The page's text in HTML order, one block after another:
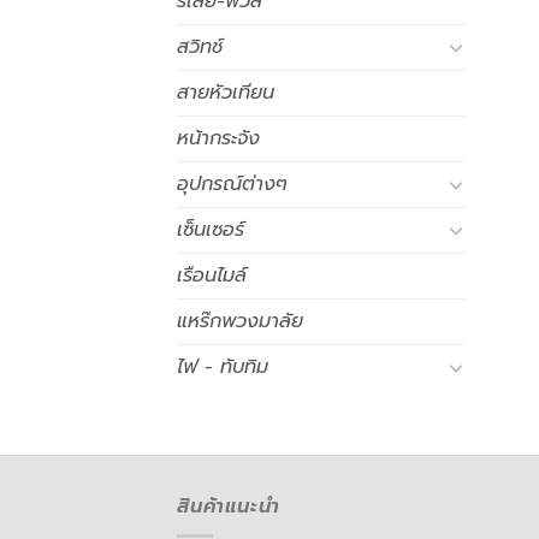
สวิทช์
สายหัวเทียน
หน้ากระจัง
อุปกรณ์ต่างๆ
เซ็นเซอร์
เรือนไมล์
แหร๊กพวงมาลัย
ไฟ - ทับทิม
สินค้าแนะนำ